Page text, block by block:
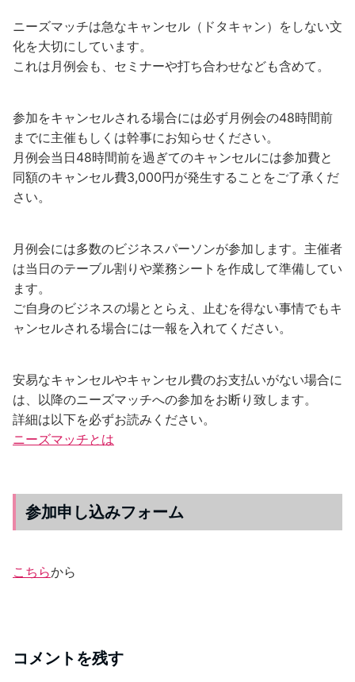
ニーズマッチは急なキャンセル（ドタキャン）をしない文
化を大切にしています。
これは月例会も、セミナーや打ち合わせなども含めて。
参加をキャンセルされる場合には必ず月例会の48時間前
までに主催もしくは幹事にお知らせください。
月例会当日48時間前を過ぎてのキャンセルには参加費と
同額のキャンセル費3,000円が発生することをご了承くだ
さい。
月例会には多数のビジネスパーソンが参加します。主催者
は当日のテーブル割りや業務シートを作成して準備してい
ます。
ご自身のビジネスの場ととらえ、止むを得ない事情でもキ
ャンセルされる場合には一報を入れてください。
安易なキャンセルやキャンセル費のお支払いがない場合に
は、以降のニーズマッチへの参加をお断り致します。
詳細は以下を必ずお読みください。
ニーズマッチとは
参加申し込みフォーム
こちらから
コメントを残す